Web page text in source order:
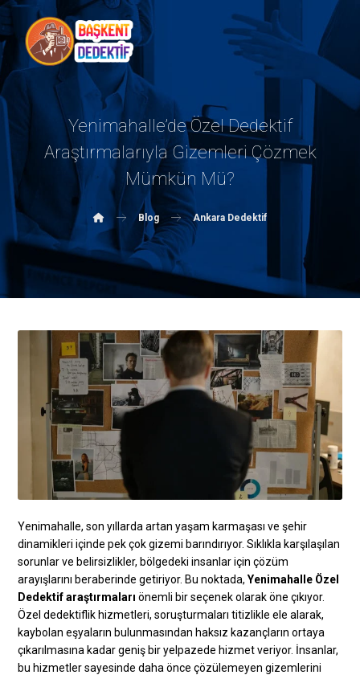
Yenimahalle’de Özel Dedektif
Araştırmalarıyla Gizemleri Çözmek
Mümkün Mü?
Blog Ankara Dedektif
Yenimahalle, son yıllarda artan yaşam karmaşası ve şehir
dinamikleri içinde pek çok gizemi barındırıyor. Sıklıkla karşılaşılan
sorunlar ve belirsizlikler, bölgedeki insanlar için çözüm
arayışlarını beraberinde getiriyor. Bu noktada,Yenimahalle Özel
Dedektif araştırmaları önemli bir seçenek olarak öne çıkıyor.
Özel dedektiflik hizmetleri, soruşturmaları titizlikle ele alarak,
kaybolan eşyaların bulunmasından haksız kazançların ortaya
çıkarılmasına kadar geniş bir yelpazede hizmet veriyor. İnsanlar,
bu hizmetler sayesinde daha önce çözülemeyen gizemlerini